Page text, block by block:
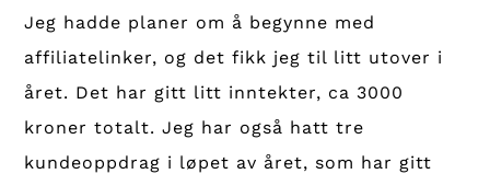
Jeg hadde planer om å begynne med
affiliatelinker, og det fikk jeg til litt utover i
året. Det har gitt litt inntekter, ca 3000
kroner totalt. Jeg har også hatt tre
kundeoppdrag i løpet av året, som har gitt